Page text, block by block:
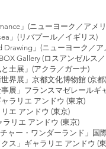
」(ニューヨーク／アメ
(リバプール／イギリス)
」(ニューヨーク／ア
Gallery (ロスアンゼルス
土展」(アクラ／ガーナ)
界展」京都文化博物館 (京都)
展」フランスマゼレールギ
ラリエ アンドウ (東京)
エ アンドウ (東京)
リエ アンドウ (東京)
・ワンダーランド」国際
ス」ギャラリエ アンドウ (